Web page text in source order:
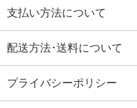
支払い方法について
配送方法･送料について
プライバシーポリシー